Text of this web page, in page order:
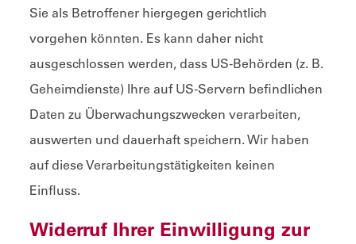
Sie als Betroffener hiergegen gerichtlich
vorgehen könnten. Es kann daher nicht
ausgeschlossen werden, dass US-Behörden (z. B.
Geheimdienste) Ihre auf US-Servern befindlichen
Daten zu Überwachungszwecken verarbeiten,
auswerten und dauerhaft speichern. Wir haben
auf diese Verarbeitungstätigkeiten keinen
Einfluss.
Widerruf Ihrer Einwilligung zur